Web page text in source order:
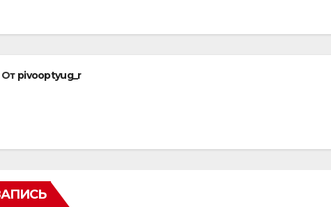
От pivooptyug_r